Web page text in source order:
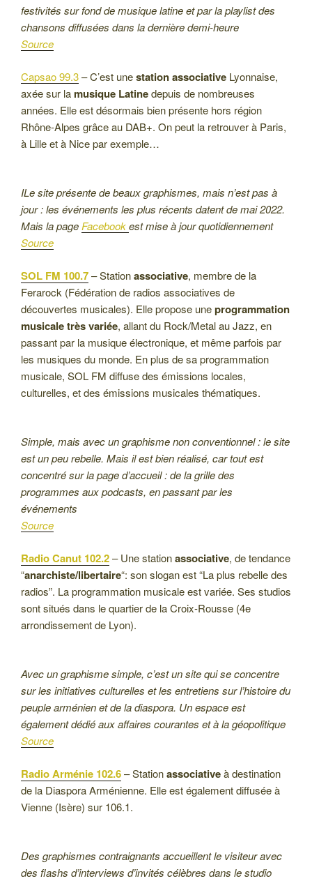
festivités sur fond de musique latine et par la playlist des
chansons diffusées dans la dernière demi-heure
Source
Capsao 99.3– C’est unestation associative Lyonnaise,
axée sur lamusique Latinedepuis de nombreuses
années. Elle est désormais bien présente hors région
Rhône-Alpes grâce au DAB+. On peut la retrouver à Paris,
à Lille et à Nice par exemple…
ILe site présente de beaux graphismes, mais n’est pas à
jour : les événements les plus récents datent de mai 2022.
Mais la pageFacebookest mise à jour quotidiennement
Source
SOL FM 100.7– Stationassociative, membre de la
Ferarock (Fédération de radios associatives de
découvertes musicales). Elle propose uneprogrammation
musicale très variée, allant du Rock/Metal au Jazz, en
passant par la musique électronique, et même parfois par
les musiques du monde. En plus de sa programmation
musicale, SOL FM diffuse des émissions locales,
culturelles, et des émissions musicales thématiques.
Simple, mais avec un graphisme non conventionnel : le site
est un peu rebelle. Mais il est bien réalisé, car tout est
concentré sur la page d’accueil : de la grille des
programmes aux podcasts, en passant par les
événements
Source
Radio Canut 102.2– Une stationassociative, de tendance
“anarchiste/libertaire“: son slogan est “La plus rebelle des
radios”. La programmation musicale est variée. Ses studios
sont situés dans le quartier de la Croix-Rousse (4e
arrondissement de Lyon).
Avec un graphisme simple, c’est un site qui se concentre
sur les initiatives culturelles et les entretiens sur l’histoire du
peuple arménien et de la diaspora. Un espace est
également dédié aux affaires courantes et à la géopolitique
Source
Radio Arménie 102.6– Stationassociativeà destination
de la Diaspora Arménienne. Elle est également diffusée à
Vienne (Isère) sur 106.1.
Des graphismes contraignants accueillent le visiteur avec
des flashs d’interviews d’invités célèbres dans le studio